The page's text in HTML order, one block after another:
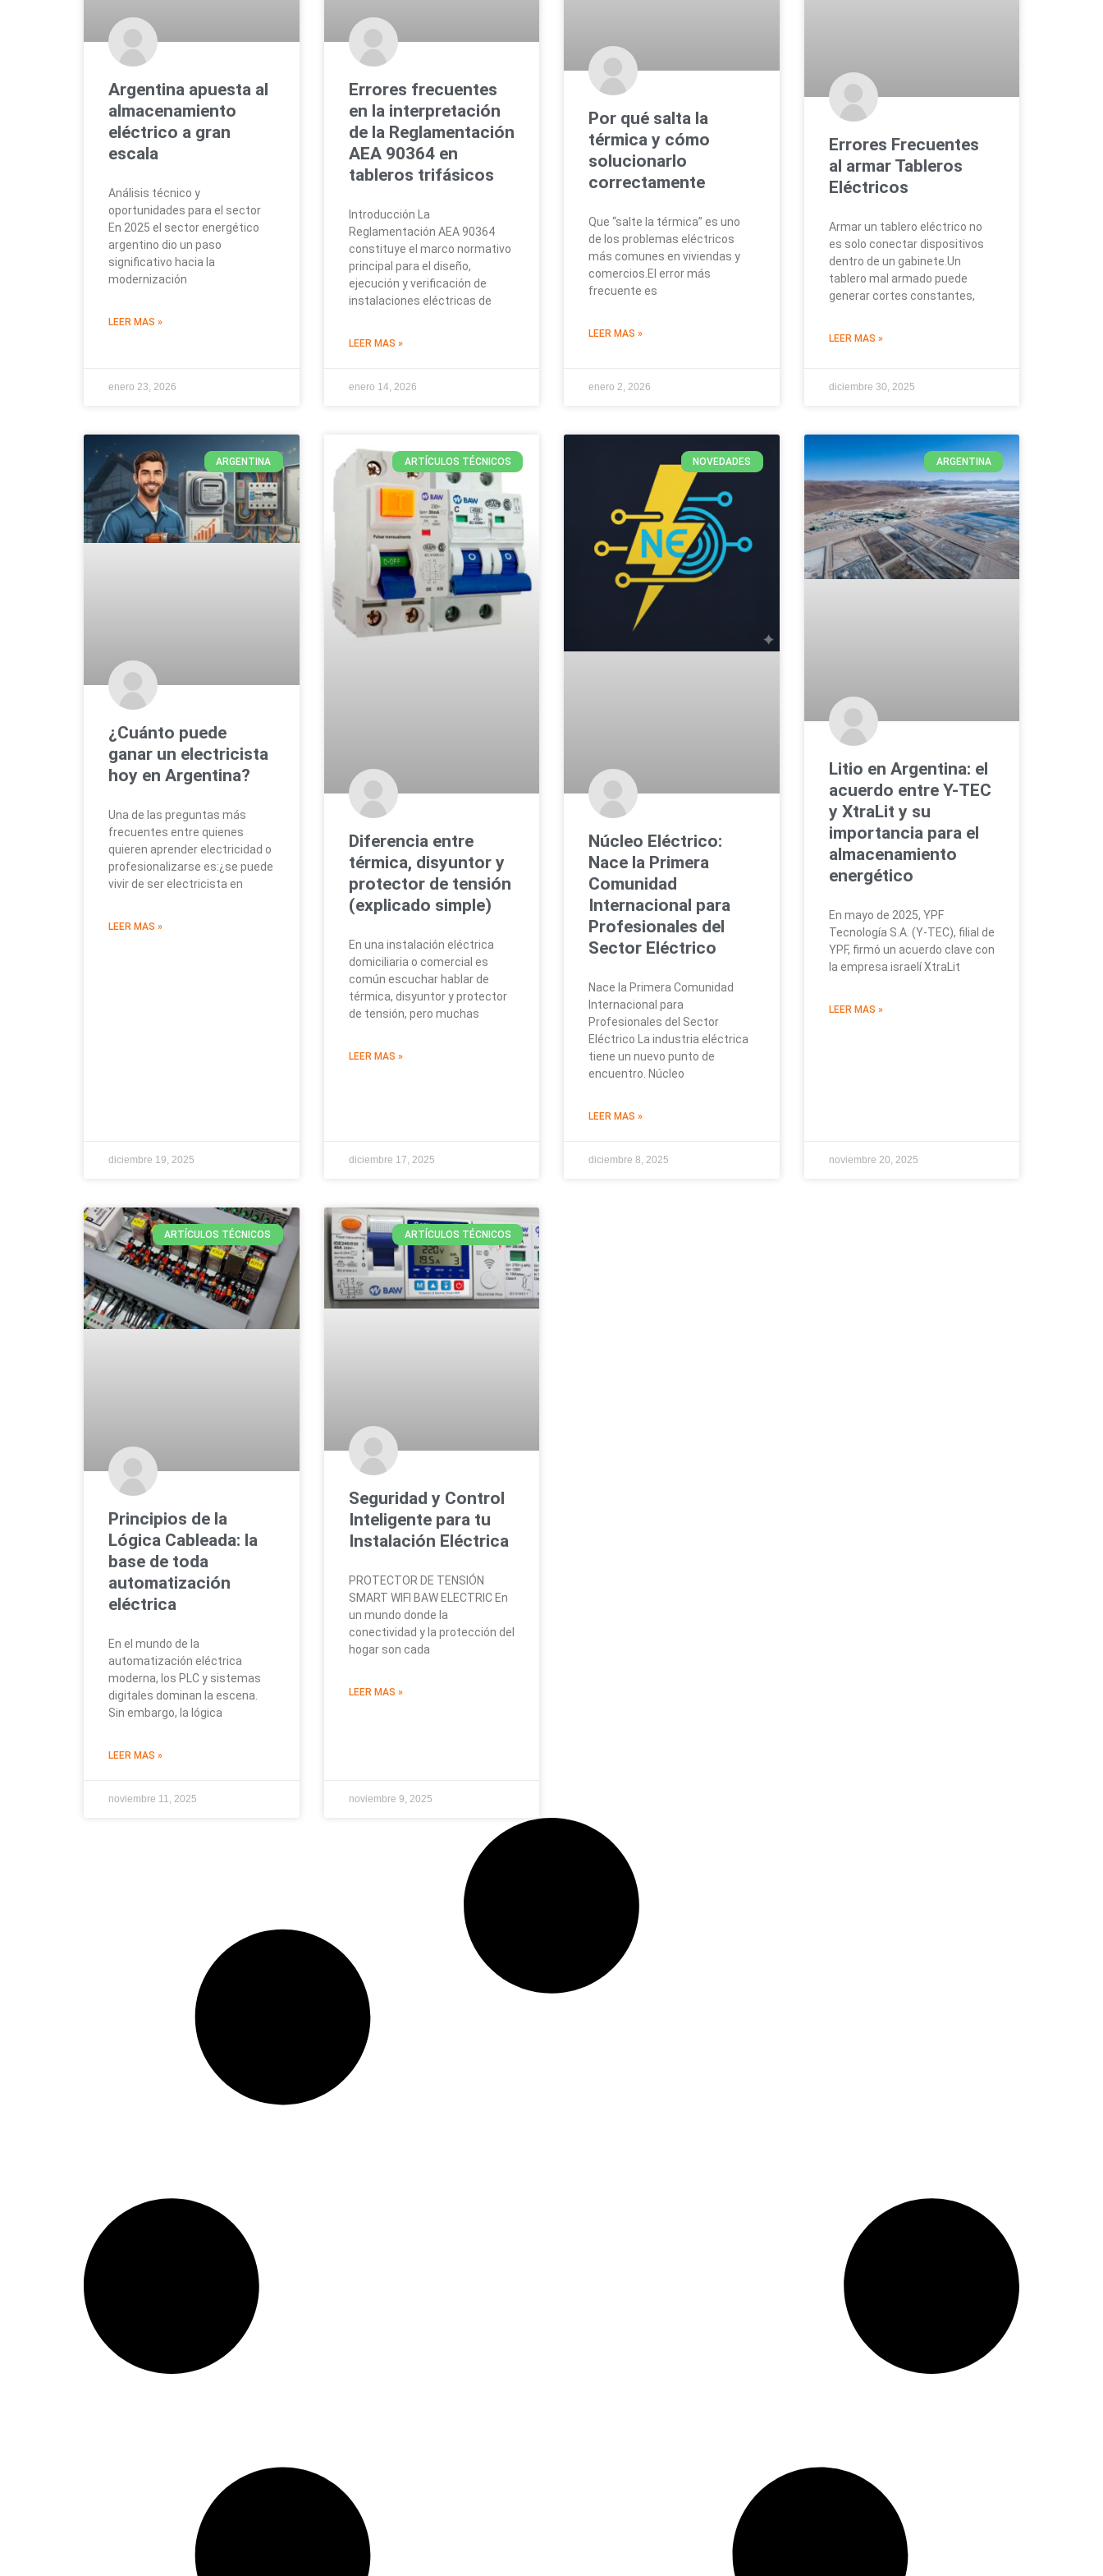
Argentina apuesta al
almacenamiento
eléctrico a gran
escala
Análisis técnico y
oportunidades para el sector
En 2025 el sector energético
argentino dio un paso
significativo hacia la
modernización
LEER MAS »
enero 23, 2026
Errores frecuentes
en la interpretación
de la Reglamentación
AEA 90364 en
tableros trifásicos
Introducción La
Reglamentación AEA 90364
constituye el marco normativo
principal para el diseño,
ejecución y verificación de
instalaciones eléctricas de
LEER MAS »
enero 14, 2026
Por qué salta la
térmica y cómo
solucionarlo
correctamente
Que “salte la térmica” es uno
de los problemas eléctricos
más comunes en viviendas y
comercios.El error más
frecuente es
LEER MAS »
enero 2, 2026
Errores Frecuentes
al armar Tableros
Eléctricos
Armar un tablero eléctrico no
es solo conectar dispositivos
dentro de un gabinete.Un
tablero mal armado puede
generar cortes constantes,
LEER MAS »
diciembre 30, 2025
ARGENTINA
¿Cuánto puede
ganar un electricista
hoy en Argentina?
Una de las preguntas más
frecuentes entre quienes
quieren aprender electricidad o
profesionalizarse es:¿se puede
vivir de ser electricista en
LEER MAS »
diciembre 19, 2025
ARTÍCULOS TÉCNICOS
Diferencia entre
térmica, disyuntor y
protector de tensión
(explicado simple)
En una instalación eléctrica
domiciliaria o comercial es
común escuchar hablar de
térmica, disyuntor y protector
de tensión, pero muchas
LEER MAS »
diciembre 17, 2025
NOVEDADES
Núcleo Eléctrico:
Nace la Primera
Comunidad
Internacional para
Profesionales del
Sector Eléctrico
Nace la Primera Comunidad
Internacional para
Profesionales del Sector
Eléctrico La industria eléctrica
tiene un nuevo punto de
encuentro. Núcleo
LEER MAS »
diciembre 8, 2025
ARGENTINA
Litio en Argentina: el
acuerdo entre Y-TEC
y XtraLit y su
importancia para el
almacenamiento
energético
En mayo de 2025, YPF
Tecnología S.A. (Y-TEC), filial de
YPF, firmó un acuerdo clave con
la empresa israelí XtraLit
LEER MAS »
noviembre 20, 2025
ARTÍCULOS TÉCNICOS
Principios de la
Lógica Cableada: la
base de toda
automatización
eléctrica
En el mundo de la
automatización eléctrica
moderna, los PLC y sistemas
digitales dominan la escena.
Sin embargo, la lógica
LEER MAS »
noviembre 11, 2025
ARTÍCULOS TÉCNICOS
Seguridad y Control
Inteligente para tu
Instalación Eléctrica
PROTECTOR DE TENSIÓN
SMART WIFI BAW ELECTRIC En
un mundo donde la
conectividad y la protección del
hogar son cada
LEER MAS »
noviembre 9, 2025